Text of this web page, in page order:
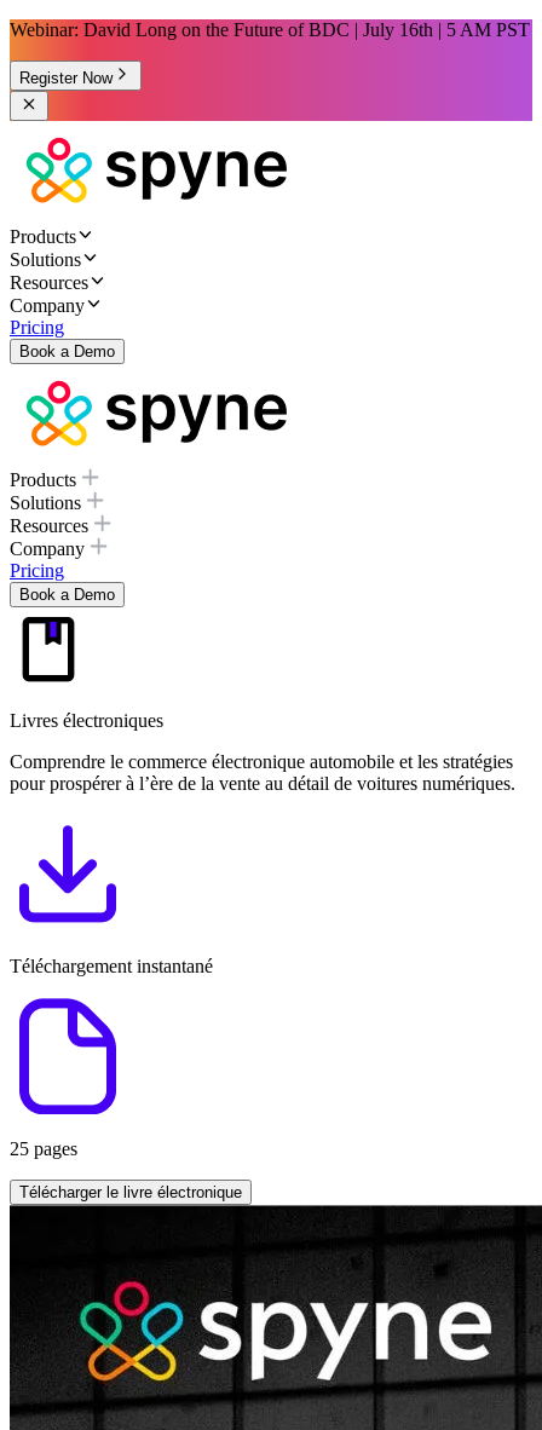
Webinar: David Long on the Future of BDC | July 16th | 5 AM PST
Register Now
Products
Solutions
Resources
Company
Pricing
Book a Demo
Products
Solutions
Resources
Company
Pricing
Book a Demo
Livres électroniques
Comprendre le commerce électronique automobile et les stratégies
pour prospérer à l’ère de la vente au détail de voitures numériques.
Téléchargement instantané
25 pages
Télécharger le livre électronique